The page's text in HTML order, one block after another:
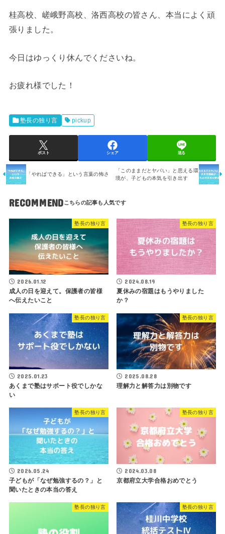
桂高校、嵯峨野高校、洛西高校の皆さん、本当によく頑
張りました。
今日はゆっくり休んでくださいね。
お疲れ様でした！
塾長の独り言 pickup
ポスト シェア 送る
「やればできる」という言葉の怖さ
「このままだとヤバい」と思える環
境が、子どもの本気を引き出す
RECOMMEND
塾長の独り言
2026.01.12
成人の日を迎えて。保護者の皆様
へ伝えたいこと
塾長の独り言
2024.08.19
夏休みの宿題はもうやりました
か？
塾長の独り言
2025.01.23
あくまで塾はサポート役でしかな
い
塾長の独り言
2025.08.28
理解力と解答力は別物です
塾長の独り言
2026.05.24
子どもが「なぜ勉強するの？」と
聞いたときの本当の答え
塾長の独り言
2024.03.08
京都府立大学合格おめでとう
塾長の独り言 塾長の独り言